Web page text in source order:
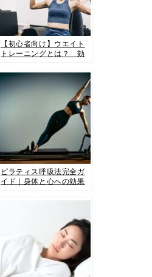
【初心者向け】ウエイト
トレーニングとは？ 効
のポイントを解説しま
す！
ピラティス呼吸法完全ガ
イド｜身体と心への効果